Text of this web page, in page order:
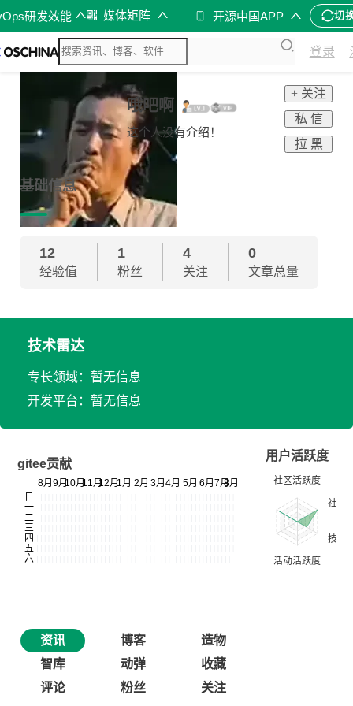
研发效能 媒体矩阵 开源中国APP 切
登录
哦吧啊
这个人没有介绍！
+ 关注
私 信
拉 黑
基础信息
12
经验值
1
粉丝
4
关注
0
文章总量
技术雷达
专长领域：暂无信息
开发平台：暂无信息
gitee贡献
用户活跃度
资讯 博客
造物
智库
动弹
收藏
评论
粉丝 关注